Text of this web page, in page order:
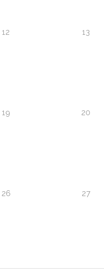
12 13
19 20
26 27